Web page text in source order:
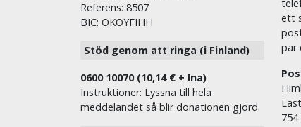
Referens: 8507
BIC: OKOYFIHH
Stöd genom att ringa (i Finland)
0600 10070 (10,14 € + lna)
Instruktioner: Lyssna till hela
meddelandet så blir donationen gjord.
ett
par